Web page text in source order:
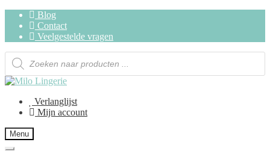
Blog
Contact
Veelgestelde vragen
Verlanglijst
Mijn account
Menu